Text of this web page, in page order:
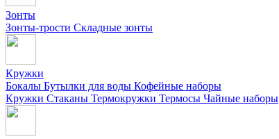
Зонты
Зонты-трости Складные зонты
Кружки
Бокалы Бутылки для воды Кофейные наборы
Кружки Стаканы Термокружки Термосы Чайные наборы